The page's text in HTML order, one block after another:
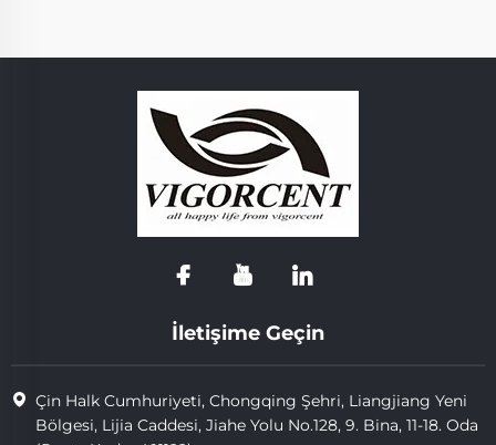
İletişime Geçin
Çin Halk Cumhuriyeti, Chongqing Şehri, Liangjiang Yeni
Bölgesi, Lijia Caddesi, Jiahe Yolu No.128, 9. Bina, 11-18. Oda